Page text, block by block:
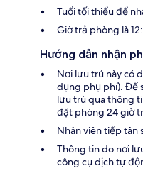
Tuổi tối thiểu để
Giờ trả phòng là
Hướng dẫn nhận
Nơi lưu trú này có
dụng phụ phí). Để
lưu trú qua thông
đặt phòng 24 giờ
Nhân viên tiếp tân
Thông tin do nơi
công cụ dịch tự